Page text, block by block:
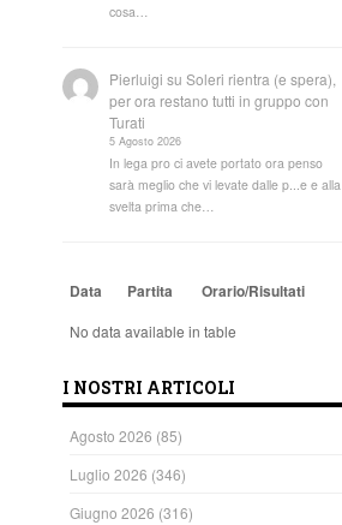
cosa…
Pierluigi suSoleri rientra (e spera),
per ora restano tutti in gruppo con
Turati
5 Agosto 2026
In lega pro ci avete portato ora penso
sarà meglio che vi levate dalle p...e e alla
svelta prima che…
Data Partita Orario/Risultati
No data available in table
I NOSTRI ARTICOLI
Agosto 2026 (85)
Luglio 2026 (346)
Giugno 2026 (316)